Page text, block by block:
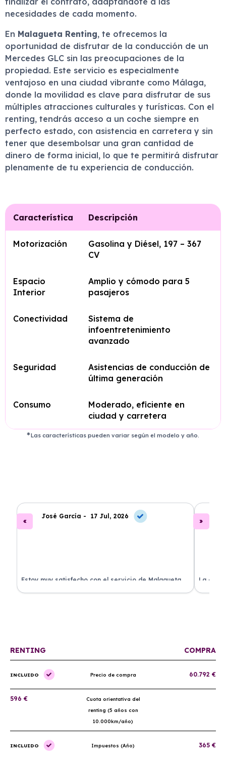
necesidades de cada momento.
En Malagueta Renting, te ofrecemos la
oportunidad de disfrutar de la conducción de un
Mercedes GLC sin las preocupaciones de la
propiedad. Este servicio es especialmente
ventajoso en una ciudad vibrante como Málaga,
donde la movilidad es clave para disfrutar de sus
múltiples atracciones culturales y turísticas. Con el
renting, tendrás acceso a un coche siempre en
perfecto estado, con asistencia en carretera y sin
tener que desembolsar una gran cantidad de
dinero de forma inicial, lo que te permitirá disfrutar
plenamente de tu experiencia de conducción.
Característica Descripción
Motorización
Gasolina y Diésel, 197 – 367
CV
Espacio
Interior
Amplio y cómodo para 5
pasajeros
Conectividad
Sistema de
infoentretenimiento
avanzado
Seguridad
Asistencias de conducción de
última generación
Consumo
Moderado, eficiente en
ciudad y carretera
Las características pueden variar según el modelo y año.
José García - 17 Jul, 2026
Estoy muy satisfecho con el servicio de Malagueta
Renting. El coche llegó en perfectas condiciones y el
La
ha
RENTING COMPRA
INCLUIDO Precio de compra 60.792 €
596 €
Cuota orientativa del
renting (5 años con
10.000km/año)
INCLUIDO Impuestos (Año) 365 €